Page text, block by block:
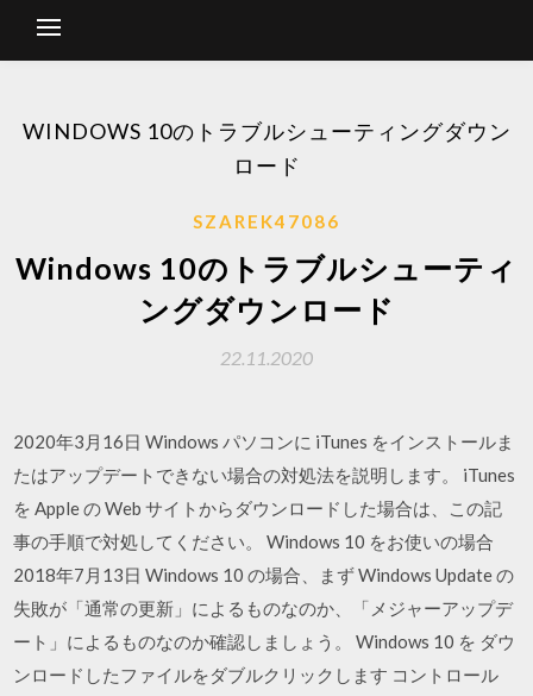
WINDOWS 10のトラブルシューティングダウン
ロード
SZAREK47086
Windows 10のトラブルシューティ
ングダウンロード
22.11.2020
2020年3月16日 Windows パソコンに iTunes をインストールま
たはアップデートできない場合の対処法を説明します。 iTunes
を Apple の Web サイトからダウンロードした場合は、この記
事の手順で対処してください。 Windows 10 をお使いの場合
2018年7月13日 Windows 10 の場合、まず Windows Update の
失敗が「通常の更新」によるものなのか、「メジャーアップデ
ート」によるものなのか確認しましょう。 Windows 10 を ダウ
ンロードしたファイルをダブルクリックします コントロール